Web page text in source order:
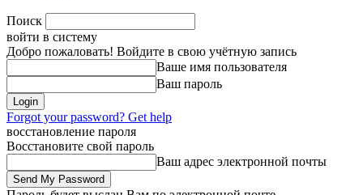
Поиск
войти в систему
Добро пожаловать! Войдите в свою учётную запись
Ваше имя пользователя
Ваш пароль
Forgot your password? Get help
восстановление пароля
Восстановите свой пароль
Ваш адрес электронной почты